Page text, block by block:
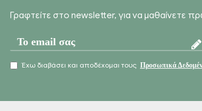
Γραφτείτε στο newsletter, για να μαθαίνετε
Έχω διαβάσει και αποδέχομαι τους Προσωπικά